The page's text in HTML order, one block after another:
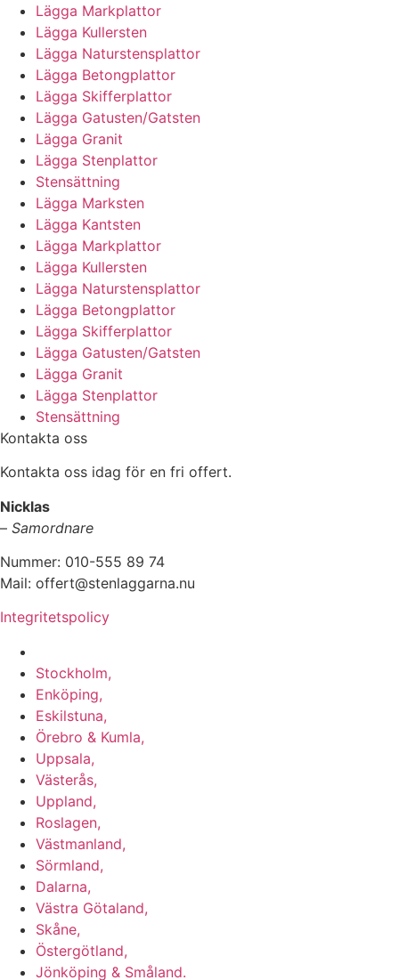
Lägga Markplattor
Lägga Kullersten
Lägga Naturstensplattor
Lägga Betongplattor
Lägga Skifferplattor
Lägga Gatusten/Gatsten
Lägga Granit
Lägga Stenplattor
Stensättning
Lägga Marksten
Lägga Kantsten
Lägga Markplattor
Lägga Kullersten
Lägga Naturstensplattor
Lägga Betongplattor
Lägga Skifferplattor
Lägga Gatusten/Gatsten
Lägga Granit
Lägga Stenplattor
Stensättning
Kontakta oss
Kontakta oss idag för en fri offert.
Nicklas
– Samordnare
Nummer: 010-555 89 74
Mail: offert@stenlaggarna.nu
Integritetspolicy
Stockholm,
Enköping,
Eskilstuna,
Örebro & Kumla,
Uppsala,
Västerås,
Uppland,
Roslagen,
Västmanland,
Sörmland,
Dalarna,
Västra Götaland,
Skåne,
Östergötland,
Jönköping & Småland.